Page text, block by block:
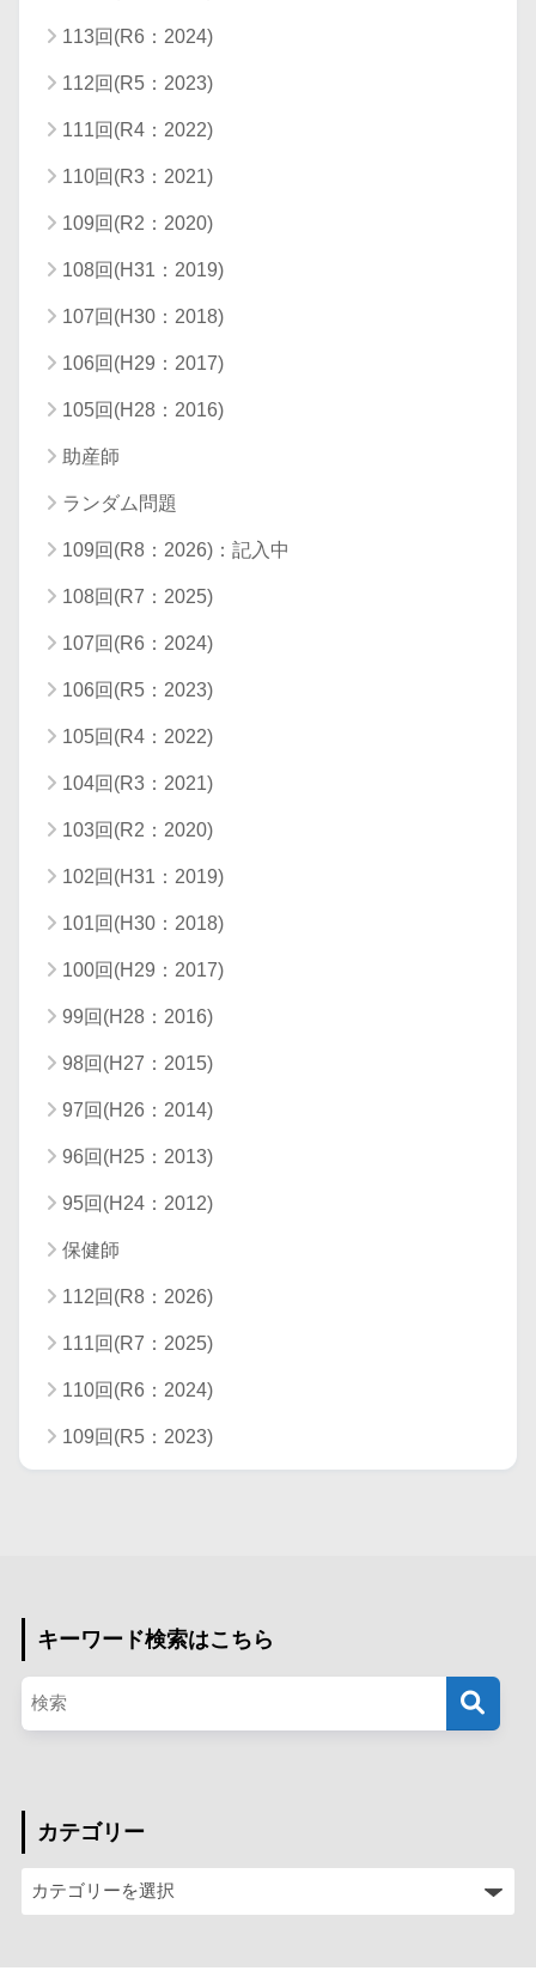
113回(R6：2024)
112回(R5：2023)
111回(R4：2022)
110回(R3：2021)
109回(R2：2020)
108回(H31：2019)
107回(H30：2018)
106回(H29：2017)
105回(H28：2016)
助産師
ランダム問題
109回(R8：2026)：記入中
108回(R7：2025)
107回(R6：2024)
106回(R5：2023)
105回(R4：2022)
104回(R3：2021)
103回(R2：2020)
102回(H31：2019)
101回(H30：2018)
100回(H29：2017)
99回(H28：2016)
98回(H27：2015)
97回(H26：2014)
96回(H25：2013)
95回(H24：2012)
保健師
112回(R8：2026)
111回(R7：2025)
110回(R6：2024)
109回(R5：2023)
キーワード検索はこちら
カテゴリー